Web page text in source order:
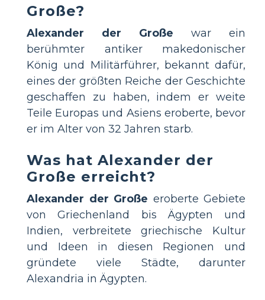
Große?
Alexander der Große war ein
berühmter antiker makedonischer
König und Militärführer, bekannt dafür,
eines der größten Reiche der Geschichte
geschaffen zu haben, indem er weite
Teile Europas und Asiens eroberte, bevor
er im Alter von 32 Jahren starb.
Was hat Alexander der
Große erreicht?
Alexander der Große eroberte Gebiete
von Griechenland bis Ägypten und
Indien, verbreitete griechische Kultur
und Ideen in diesen Regionen und
gründete viele Städte, darunter
Alexandria in Ägypten.